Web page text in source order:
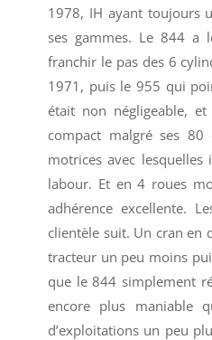
1978, IH ayant toujours
ses gammes. Le 844 a
franchir le pas des 6
1971, puis le 955 qui
était non négligeable,
compact malgré ses
motrices avec
labour. Et en 4 roues
adhérence excellente.
clientèle suit. Un cran en
tracteur un peu moins
que le 844 simplement
encore plus maniable
d’exploitations un peu